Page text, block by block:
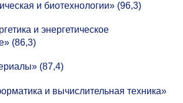
и биотехнологии» (96,3)
и энергетическое
(86,3)
(87,4)
и вычислительная техника»